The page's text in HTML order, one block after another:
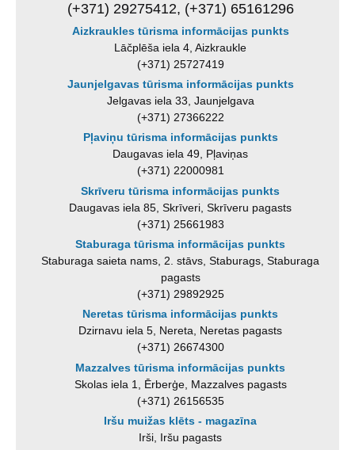
(+371) 29275412, (+371) 65161296
Aizkraukles tūrisma informācijas punkts
Lāčplēša iela 4, Aizkraukle
(+371) 25727419
Jaunjelgavas tūrisma informācijas punkts
Jelgavas iela 33, Jaunjelgava
(+371) 27366222
Pļaviņu tūrisma informācijas punkts
Daugavas iela 49, Pļaviņas
(+371) 22000981
Skrīveru tūrisma informācijas punkts
Daugavas iela 85, Skrīveri, Skrīveru pagasts
(+371) 25661983
Staburaga tūrisma informācijas punkts
Staburaga saieta nams, 2. stāvs, Staburags, Staburaga
pagasts
(+371) 29892925
Neretas tūrisma informācijas punkts
Dzirnavu iela 5, Nereta, Neretas pagasts
(+371) 26674300
Mazzalves tūrisma informācijas punkts
Skolas iela 1, Ērberģe, Mazzalves pagasts
(+371) 26156535
Iršu muižas klēts - magazīna
Irši, Iršu pagasts